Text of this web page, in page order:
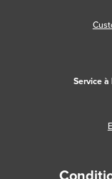
Service